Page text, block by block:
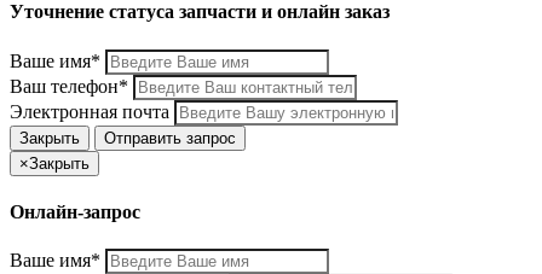
Уточнение статуса запчасти и онлайн заказ
Ваше имя*
Ваш телефон*
Электронная почта
Закрыть
Отправить запрос
×Закрыть
Онлайн-запрос
Ваше имя*